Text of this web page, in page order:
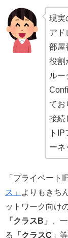
現実
アド
部屋
役割
ル
てお
接続
ト
ーネ
「プライベート
ス」
よりもきち
ットワーク向け
「クラスB」
、
る
「クラスC」